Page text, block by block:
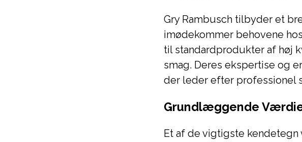
Gry Rambusch tilbyder et
imødekommer behovene
til standardprodukter af høj
smag. Deres ekspertise og
der leder efter professionel
Grundlæggende
Et af de vigtigste kendetegn